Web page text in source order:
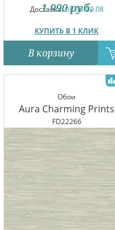
Доставка:08.08-09.08
КУПИТЬ В 1 КЛИК
1 990 руб.
В корзину
Обои
Aura Charming Prints
FD22266